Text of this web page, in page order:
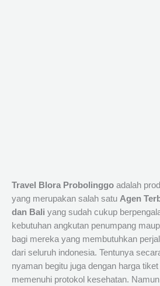
Travel Blora Probolinggo adalah
yang merupakan salah satu Agen
dan Bali yang sudah cukup
kebutuhan angkutan penumpang
bagi mereka yang membutuhkan
dari seluruh indonesia. Tentunya
nyaman begitu juga dengan harga
memenuhi protokol kesehatan.